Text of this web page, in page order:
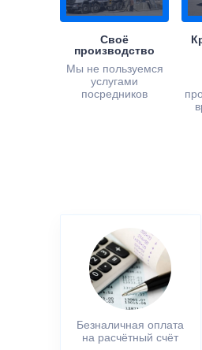
Своё
производство
Мы не пользуемся
услугами
посредников
Безналичная оплата
на расчётный счёт